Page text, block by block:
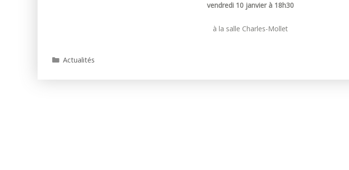
vendredi 10 janvier à 18h30
à la salle Charles-Mollet
Catégories
Actualités